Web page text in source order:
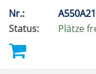
Nr.:
Status:
Plätze